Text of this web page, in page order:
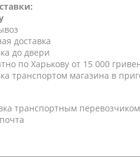
доставка
до двери
по Харькову от 15 000
транспортом магазина в
транспортным